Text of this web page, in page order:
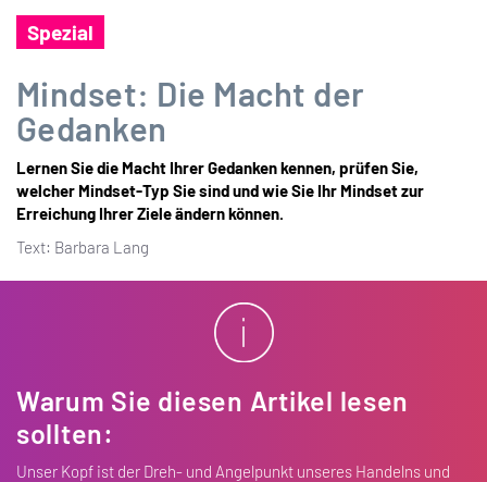
Spezial
Mindset: Die Macht der
Gedanken
Lernen Sie die Macht Ihrer Gedanken kennen, prüfen Sie,
welcher Mindset-Typ Sie sind und wie Sie Ihr Mindset zur
Erreichung Ihrer Ziele ändern können.
Text: Barbara Lang
Warum Sie diesen Artikel lesen
sollten:
Unser Kopf ist der Dreh- und Angelpunkt unseres Handelns und